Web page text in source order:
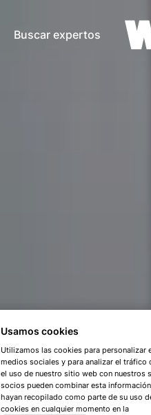
Buscar expertos
Usamos cookies
Utilizamos las cookies para
medios sociales y para analizar el
el uso de nuestro sitio web con nuestros
socios pueden combinar esta
hayan recopilado como parte de su uso
cookies en cualquier momento en la